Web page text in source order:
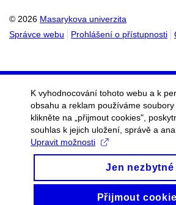
© 2026 Masarykova univerzita
Správce webu
Prohlášení o přístupnosti
K vyhodnocování tohoto webu a k
obsahu a reklam používáme
klikněte na „přijmout cookies",
souhlas k jejich uložení, správě a
Upravit možnosti
Jen nezbytné
Přijmout